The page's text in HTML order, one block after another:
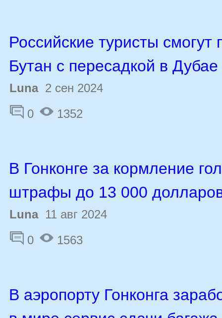
Российские туристы смогут
Бутан с пересадкой в Дубае
Luna2 сен 2024
0
1352
В Гонконге за кормление
штрафы до 13 000
Luna11 авг 2024
0
1563
В аэропорту Гонконга